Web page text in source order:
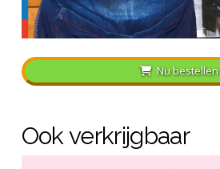
Nu bestellen
Ook verkrijgbaar